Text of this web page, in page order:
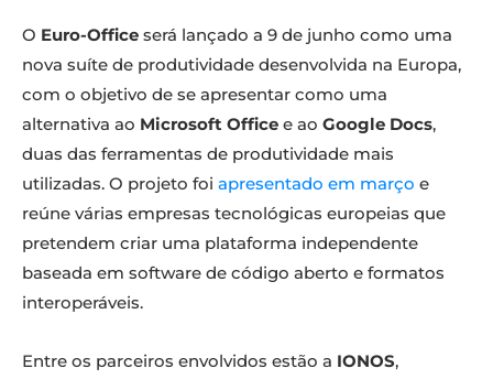
O Euro-Office será lançado a 9 de junho como uma
nova suíte de produtividade desenvolvida na Europa,
com o objetivo de se apresentar como uma
alternativa ao Microsoft Office e ao Google Docs,
duas das ferramentas de produtividade mais
utilizadas. O projeto foi apresentado em março e
reúne várias empresas tecnológicas europeias que
pretendem criar uma plataforma independente
baseada em software de código aberto e formatos
interoperáveis.
Entre os parceiros envolvidos estão a IONOS,